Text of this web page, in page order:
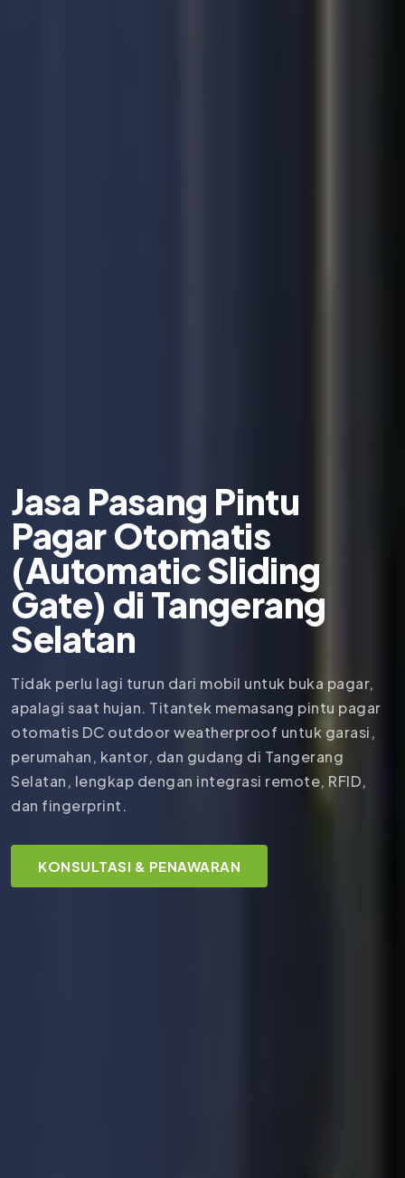
Jasa Pasang Pintu
Pagar Otomatis
(Automatic Sliding
Gate) di Tangerang
Selatan
Tidak perlu lagi turun dari mobil untuk buka pagar,
apalagi saat hujan. Titantek memasang pintu pagar
otomatis DC outdoor weatherproof untuk garasi,
perumahan, kantor, dan gudang di Tangerang
Selatan, lengkap dengan integrasi remote, RFID,
dan fingerprint.
KONSULTASI & PENAWARAN